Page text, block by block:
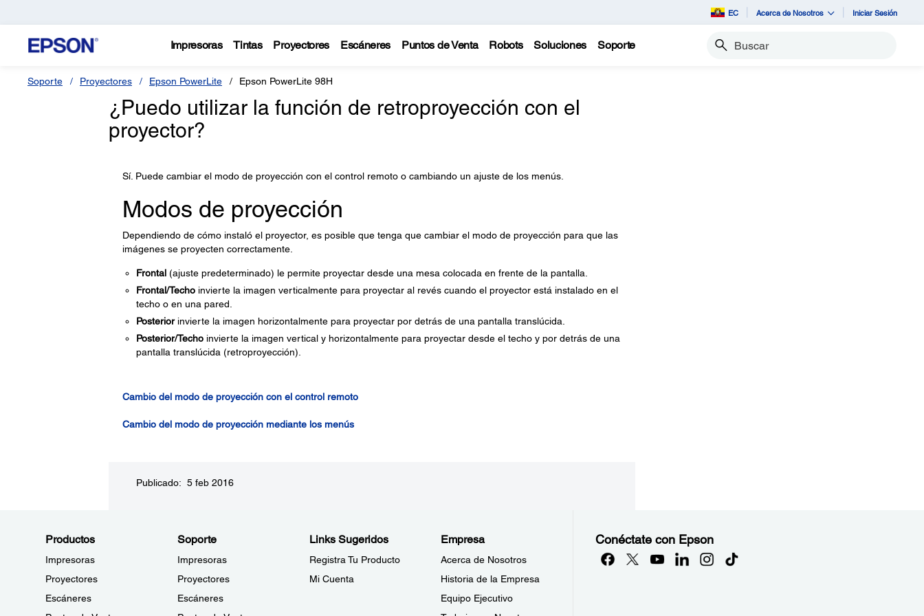
EC Acerca de Nosotros Iniciar Sesión
Impresoras Tintas Proyectores Escáneres Puntos de Venta Robots Soluciones Soporte Buscar
Soporte Proyectores Epson PowerLite Epson PowerLite 98H
¿Puedo utilizar la función de retroproyección con el
proyector?
Sí. Puede cambiar el modo de proyección con el control remoto o cambiando un ajuste de los menús.
Modos de proyección
Dependiendo de cómo instaló el proyector, es posible que tenga que cambiar el modo de proyección para que las
imágenes se proyecten correctamente.
Frontal(ajuste predeterminado) le permite proyectar desde una mesa colocada en frente de la pantalla.
Frontal/Techoinvierte la imagen verticalmente para proyectar al revés cuando el proyector está instalado en el
techo o en una pared.
Posteriorinvierte la imagen horizontalmente para proyectar por detrás de una pantalla translúcida.
Posterior/Techoinvierte la imagen vertical y horizontalmente para proyectar desde el techo y por detrás de una
pantalla translúcida (retroproyección).
Cambio del modo de proyección con el control remoto
Cambio del modo de proyección mediante los menús
Publicado: 5 feb 2016
Productos
Impresoras
Proyectores
Escáneres
Soporte
Impresoras
Proyectores
Escáneres
Links Sugeridos
Registra Tu Producto
Mi Cuenta
Empresa
Acerca de Nosotros
Historia de la Empresa
Equipo Ejecutivo
Conéctate con Epson